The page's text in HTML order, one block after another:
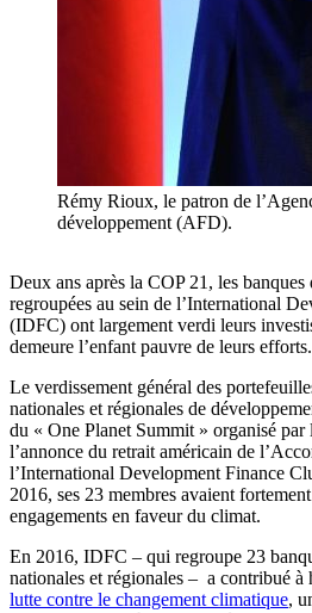
Rémy Rioux, le patron de
développement (AFD).
Deux ans après la COP 21, les banques
regroupées au sein de l’International
(IDFC) ont largement verdi leurs
demeure l’enfant pauvre de leurs efforts.
Le verdissement général des
nationales et régionales de
du « One Planet Summit » organisé par
l’annonce du retrait américain de
l’International Development Finance
2016, ses 23 membres avaient
engagements en faveur du climat.
En 2016, IDFC – qui regroupe 23
nationales et régionales – a contribué à
lutte contre le changement climatique,